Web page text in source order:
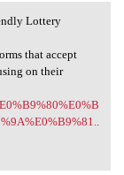
Lottery
that accept
on their